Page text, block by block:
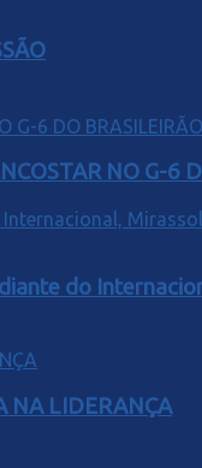
NO G-6
do
NA LIDERANÇA